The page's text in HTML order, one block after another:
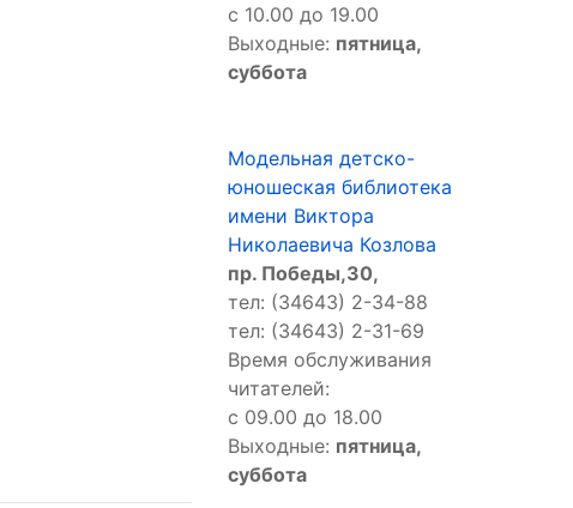
с 10.00 до 19.00
Выходные: пятница,
суббота
Модельная детско-
юношеская библиотека
имени Виктора
Николаевича Козлова
пр. Победы,30,
тел: (34643) 2-34-88
тел: (34643) 2-31-69
Время обслуживания
читателей:
с 09.00 до 18.00
Выходные: пятница,
суббота